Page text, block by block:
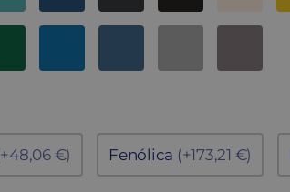
€) Fenólica (+173,21 €)